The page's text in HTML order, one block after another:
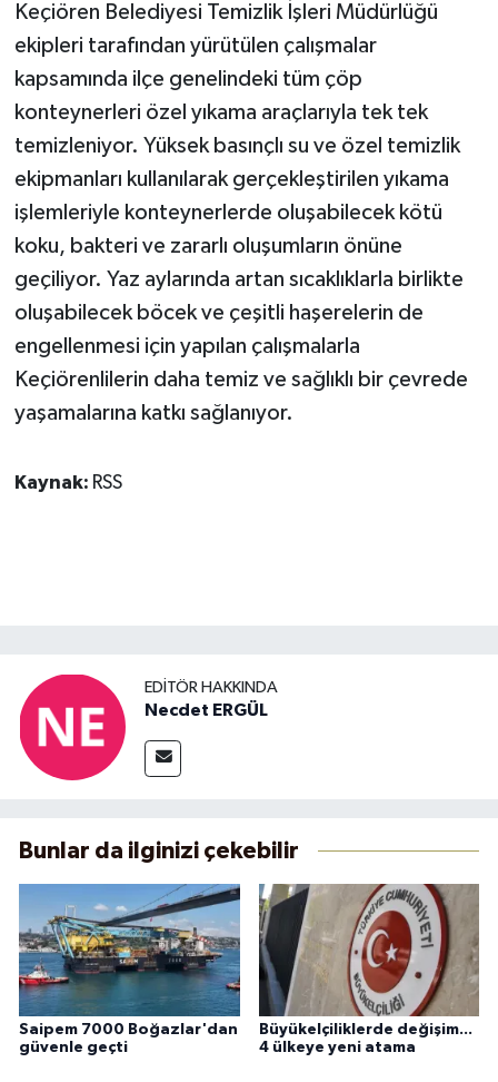
Keçiören Belediyesi Temizlik İşleri Müdürlüğü
ekipleri tarafından yürütülen çalışmalar
kapsamında ilçe genelindeki tüm çöp
konteynerleri özel yıkama araçlarıyla tek tek
temizleniyor. Yüksek basınçlı su ve özel temizlik
ekipmanları kullanılarak gerçekleştirilen yıkama
işlemleriyle konteynerlerde oluşabilecek kötü
koku, bakteri ve zararlı oluşumların önüne
geçiliyor. Yaz aylarında artan sıcaklıklarla birlikte
oluşabilecek böcek ve çeşitli haşerelerin de
engellenmesi için yapılan çalışmalarla
Keçiörenlilerin daha temiz ve sağlıklı bir çevrede
yaşamalarına katkı sağlanıyor.
Kaynak: RSS
EDITÖR HAKKINDA
Necdet ERGÜL
Bunlar da ilginizi çekebilir
Saipem 7000 Boğazlar'dan
güvenle geçti
Büyükelçiliklerde değişim...
4 ülkeye yeni atama